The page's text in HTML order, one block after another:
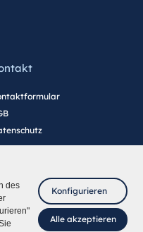
des
Konfigurieren
Alle akzeptieren
Einstellungen